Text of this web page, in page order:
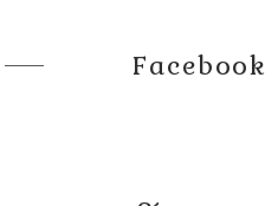
Facebook